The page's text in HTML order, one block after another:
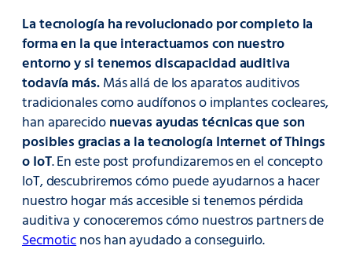
La tecnología ha revolucionado por completo la
forma en la que interactuamos con nuestro
entorno y si tenemos discapacidad auditiva
todavía más.Más allá de los aparatos auditivos
tradicionales como audífonos o implantes cocleares,
han aparecidonuevas ayudas técnicas que son
posibles gracias a la tecnología Internet of Things
o IoT. En este post profundizaremos en el concepto
IoT, descubriremos cómo puede ayudarnos a hacer
nuestro hogar más accesible si tenemos pérdida
auditiva y conoceremos cómo nuestros partners de
Secmoticnos han ayudado a conseguirlo.